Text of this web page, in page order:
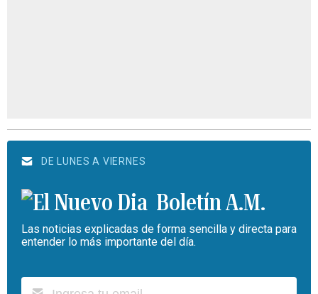
DE LUNES A VIERNES
Boletín A.M.
Las noticias explicadas de forma sencilla y directa para
entender lo más importante del día.